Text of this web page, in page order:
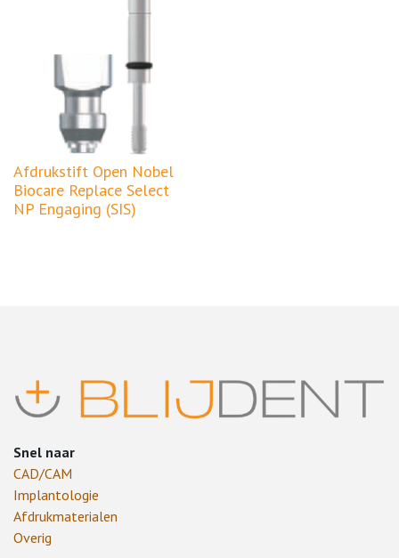
Afdrukstift Open Nobel
Biocare Replace Select
NP Engaging (SIS)
Snel naar
CAD/CAM
Implantologie
Afdrukmaterialen
Overig